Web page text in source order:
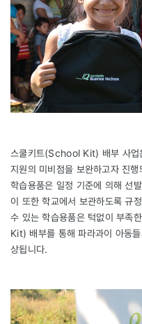
스쿨키트(School Kit) 배부 사업
지원의 미비점을 보완하고자 진
학습용품은 일정 기준에 의해 선
이 또한 학교에서 보관하도록 규
수 있는 학습용품은 턱없이 부족
Kit) 배부를 통해 파라과이 아동
상됩니다.